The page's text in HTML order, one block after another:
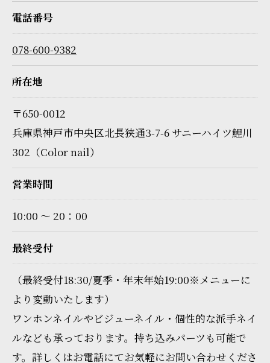
電話番号
078-600-9382
所在地
〒650-0012
兵庫県神戸市中央区北長狭通3-7-6 サニーハイツ鯉川
302（Color nail）
営業時間
10:00 〜 20：00
最終受付
（最終受付18:30/夏季・年末年始19:00※メニューに
より変動いたします）
ワンホンネイルやビジューネイル・個性的な派手ネイ
ルなども承っております。持ち込みパーツも可能で
す。詳しくはお電話にてお気軽にお問い合わせくださ